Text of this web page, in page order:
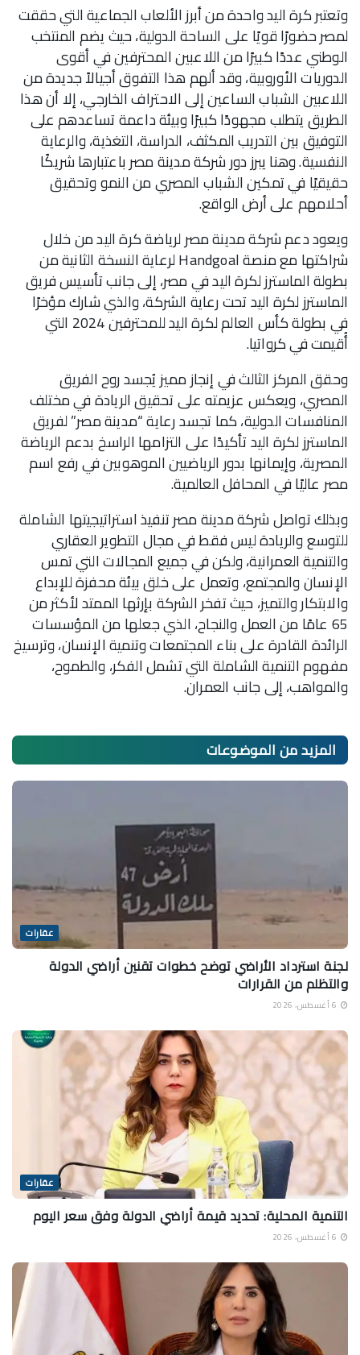
وتعتبر كرة اليد واحدة من أبرز الألعاب الجماعية التي حققت
لمصر حضورًا قويًا على الساحة الدولية، حيث يضم المنتخب
الوطني عددًا كبيرًا من اللاعبين المحترفين في أقوى
الدوريات الأوروبية، وقد ألهم هذا التفوق أجيالاً جديدة من
اللاعبين الشباب الساعين إلى الاحتراف الخارجي، إلا أن هذا
الطريق يتطلب مجهودًا كبيرًا وبيئة داعمة تساعدهم على
التوفيق بين التدريب المكثف، الدراسة، التغذية، والرعاية
النفسية. وهنا يبرز دور شركة مدينة مصر باعتبارها شريكًا
حقيقيًا في تمكين الشباب المصري من النمو وتحقيق
أحلامهم على أرض الواقع.
ويعود دعم شركة مدينة مصر لرياضة كرة اليد من خلال
شراكتها مع منصة Handgoal لرعاية النسخة الثانية من
بطولة الماسترز لكرة اليد في مصر، إلى جانب تأسيس فريق
الماسترز لكرة اليد تحت رعاية الشركة، والذي شارك مؤخرًا
في بطولة كأس العالم لكرة اليد للمحترفين 2024 التي
أُقيمت في كرواتيا.
وحقق المركز الثالث في إنجاز مميز يُجسد روح الفريق
المصري، ويعكس عزيمته على تحقيق الريادة في مختلف
المنافسات الدولية، كما تجسد رعاية “مدينة مصر” لفريق
الماسترز لكرة اليد تأكيدًا على التزامها الراسخ بدعم الرياضة
المصرية، وإيمانها بدور الرياضيين الموهوبين في رفع اسم
مصر عاليًا في المحافل العالمية.
وبذلك تواصل شركة مدينة مصر تنفيذ استراتيجيتها الشاملة
للتوسع والريادة ليس فقط في مجال التطوير العقاري
والتنمية العمرانية، ولكن في جميع المجالات التي تمس
الإنسان والمجتمع، وتعمل على خلق بيئة محفزة للإبداع
والابتكار والتميز، حيث تفخر الشركة بإرثها الممتد لأكثر من
65 عامًا من العمل والنجاح، الذي جعلها من المؤسسات
الرائدة القادرة على بناء المجتمعات وتنمية الإنسان، وترسيخ
مفهوم التنمية الشاملة التي تشمل الفكر، والطموح،
والمواهب، إلى جانب العمران.
المزيد منالموضوعات
عقارات
لجنة استرداد الأراضي توضح خطوات تقنين أراضي الدولة
والتظلم من القرارات
عقارات
التنمية المحلية: تحديد قيمة أراضي الدولة وفق سعر اليوم